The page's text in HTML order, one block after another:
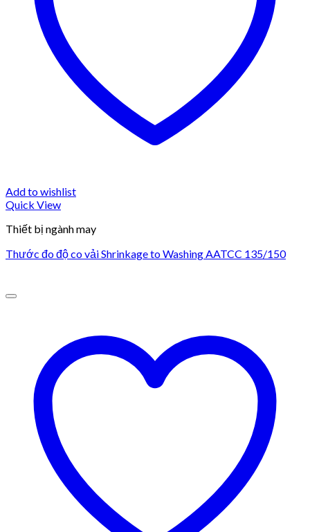
Add to wishlist
Quick View
Thiết bị ngành may
Thước đo độ co vải Shrinkage to Washing AATCC 135/150